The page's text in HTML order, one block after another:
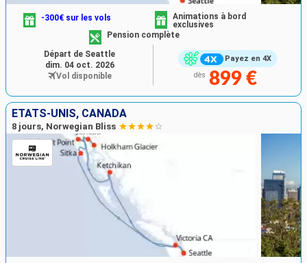
Payez en 4X
-300€ sur les vols
Animations à bord
exclusives
Pension complète
dès 899 €
Départ de Seattle
dim. 04 oct. 2026
Vol disponible
ÉTATS-UNIS, CANADA
8 jours, Norwegian Bliss